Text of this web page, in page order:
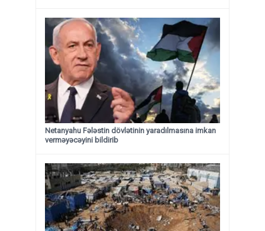
Netanyahu Fələstin dövlətinin yaradılmasına imkan
verməyəcəyini bildirib